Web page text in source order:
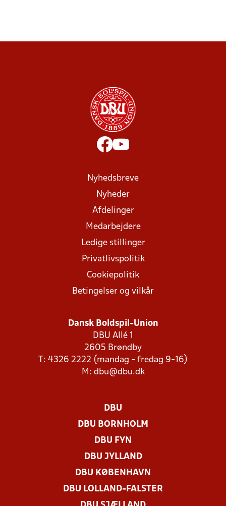
Nyhedsbreve
Nyheder
Afdelinger
Medarbejdere
Ledige stillinger
Privatlivspolitik
Cookiepolitik
Betingelser og vilkår
Dansk Boldspil-Union
DBU Allé 1
2605 Brøndby
T: 4326 2222 (mandag - fredag 9-16)
M: dbu@dbu.dk
DBU
DBU BORNHOLM
DBU FYN
DBU JYLLAND
DBU KØBENHAVN
DBU LOLLAND-FALSTER